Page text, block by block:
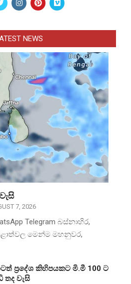
NEWS
7, 2026
Telegram බස්නාහිර,
මෙන්ම මහනුවර,
ප්‍රදේශ කිහිපයකට මි.මී 100 ට
තද වැසි